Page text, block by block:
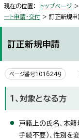
現在の位置： トップページ >
ート申請・交付 > 訂正新規申
訂正新規申請
ページ番号1016249
1、対象となる方
戸籍上の氏名、本
手続不要）、性別を